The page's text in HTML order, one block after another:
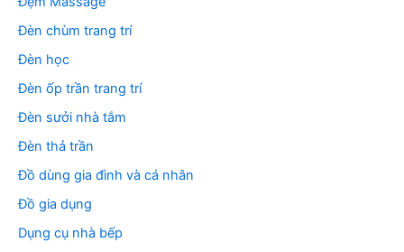
Đèn chùm trang trí
Đèn học
Đèn ốp trần trang trí
Đèn sưởi nhà tắm
Đèn thả trần
Đồ dùng gia đình và cá nhân
Đồ gia dụng
Dụng cụ nhà bếp